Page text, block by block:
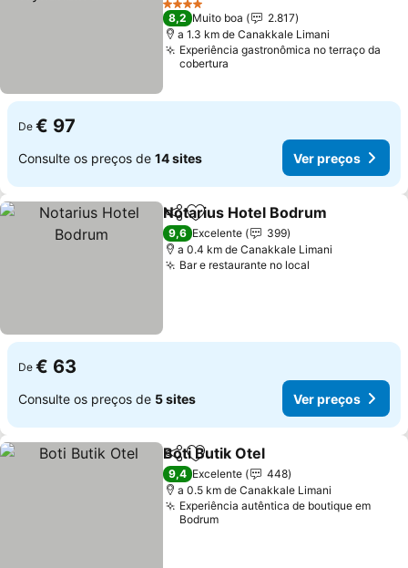
4 Estrelas
8,2 Muito boa
2.817
a 1.3 km de Canakkale Limani
Experiência gastronômica no terraço da
cobertura
De € 97
Consulte os preços de 14 sites Ver preços
PartilharAdicionar aos favoritos
Notarius Hotel Bodrum
9,6 Excelente
399
a 0.4 km de Canakkale Limani
Bar e restaurante no local
De € 63
Consulte os preços de 5 sites Ver preços
PartilharAdicionar aos favoritos
Boti Butik Otel
9,4 Excelente
448
a 0.5 km de Canakkale Limani
Experiência autêntica de boutique em
Bodrum